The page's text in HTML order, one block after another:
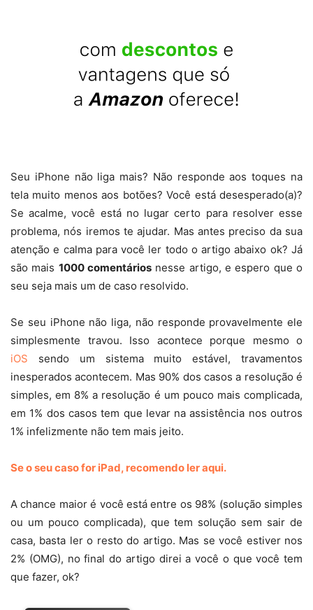
Seu iPhone não liga mais? Não responde aos toques na
tela muito menos aos botões? Você está desesperado(a)?
Se acalme, você está no lugar certo para resolver esse
problema, nós iremos te ajudar. Mas antes preciso da sua
atenção e calma para você ler todo o artigo abaixo ok? Já
são mais 1000 comentários nesse artigo, e espero que o
seu seja mais um de caso resolvido.
Se seu iPhone não liga, não responde provavelmente ele
simplesmente travou. Isso acontece porque mesmo o
iOS sendo um sistema muito estável, travamentos
inesperados acontecem. Mas 90% dos casos a resolução é
simples, em 8% a resolução é um pouco mais complicada,
em 1% dos casos tem que levar na assistência nos outros
1% infelizmente não tem mais jeito.
Se o seu caso for iPad, recomendo ler aqui.
A chance maior é você está entre os 98% (solução simples
ou um pouco complicada), que tem solução sem sair de
casa, basta ler o resto do artigo. Mas se você estiver nos
2% (OMG), no final do artigo direi a você o que você tem
que fazer, ok?